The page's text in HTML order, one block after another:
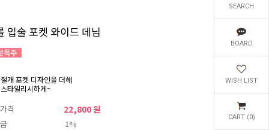
SEARCH
BOARD
WISH LIST
CART (0)
입술 포켓 와이드 데님
개 포켓 디자인을 더해
타일리시하게~
격 22,800 원
1%